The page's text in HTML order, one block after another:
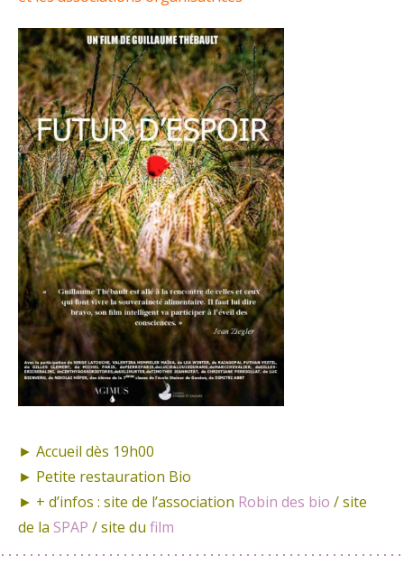
► Accueil dès 19h00
► Petite restauration Bio
► + d’infos : site de l’association Robin des bio / site
de la SPAP / site du film